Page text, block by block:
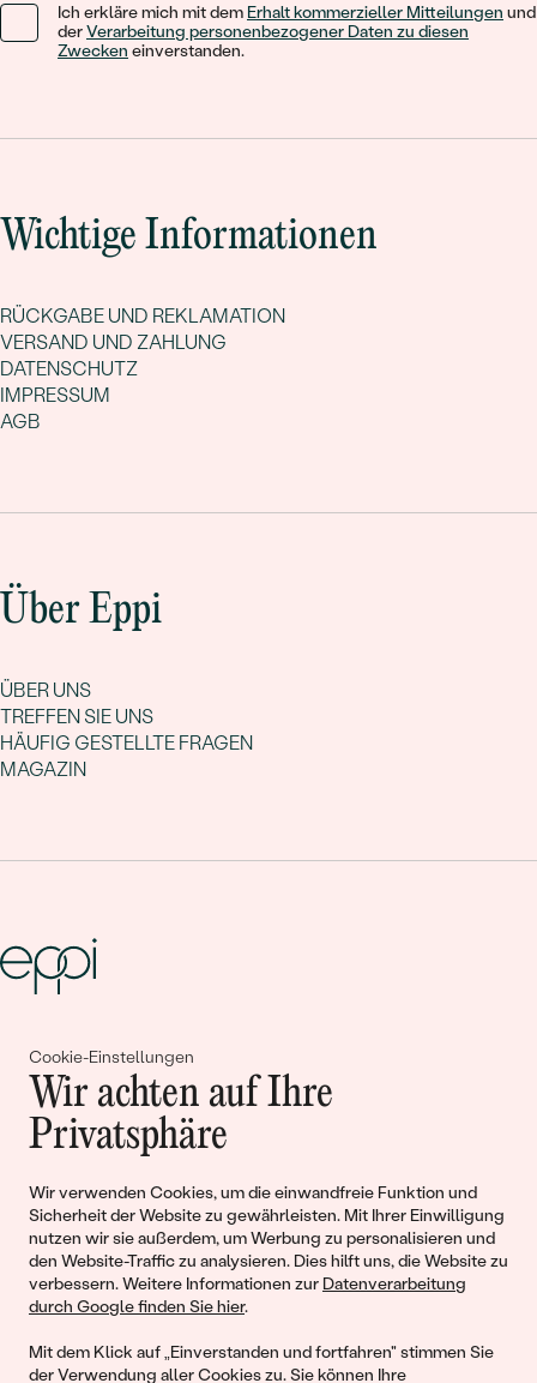
Cookie-Einstellungen
Wir achten auf Ihre
Privatsphäre
Wir verwenden Cookies, um die einwandfreie Funktion und
Sicherheit der Website zu gewährleisten. Mit Ihrer Einwilligung
nutzen wir sie außerdem, um Werbung zu personalisieren und
den Website-Traffic zu analysieren. Dies hilft uns, die Website zu
verbessern. Weitere Informationen zur Datenverarbeitung
durch Google finden Sie hier.
Mit dem Klick auf „Einverstanden und fortfahren" stimmen Sie
der Verwendung aller Cookies zu. Sie können Ihre
Ich erkläre mich mit dem Erhalt kommerzieller Mitteilungen und
derVerarbeitung personenbezogener Daten zu diesen
Zwecken einverstanden.
Wichtige Informationen
RÜCKGABE UND REKLAMATION
VERSAND UND ZAHLUNG
DATENSCHUTZ
IMPRESSUM
AGB
Über Eppi
ÜBER UNS
TREFFEN SIE UNS
HÄUFIG GESTELLTE FRAGEN
MAGAZIN
Gemeinsam erschaffen wir
Geschichten von Schönheit und
Liebe
Begleiten Sie uns!